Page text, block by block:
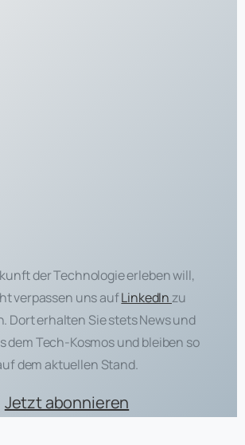
der Technologie erleben will,
verpassen uns aufLinkedInzu
Dort erhalten Sie stets News und
dem Tech-Kosmos und bleiben so
dem aktuellen Stand.
Jetzt abonnieren